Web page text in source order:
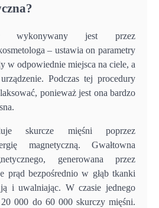
wykonywany jest przez
– ustawia on parametry
w odpowiednie miejsca na ciele, a
Podczas tej procedury
ponieważ jest ona bardzo
skurcze mięśni poprzez
magnetyczną. Gwałtowna
generowana przez
prąd bezpośrednio w głąb tkanki
i uwalniając. W czasie jednego
000 do 60 000 skurczy mięśni.